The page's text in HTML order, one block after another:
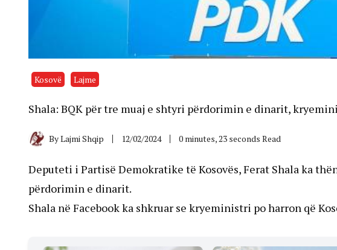
Kosovë Lajme
Shala: BQK për tre muaj e shtyri përdorimin e dinarit,
ByLajmi Shqip 12/02/2024 0 minutes, 23 seconds Read
Deputeti i Partisë Demokratike të Kosovës, Ferat Shala ka
përdorimin e dinarit.
Shala në Facebook ka shkruar se kryeministri po harron që